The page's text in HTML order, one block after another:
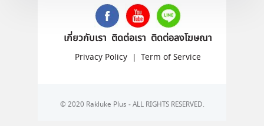
เกี่ยวกับเรา ติดต่อเรา ติดต่อลงโฆษณา
Privacy Policy | Term of Service
© 2020 Rakluke Plus - ALL RIGHTS RESERVED.